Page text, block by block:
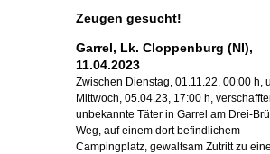
Zeugen gesucht!
Garrel, Lk. Cloppenburg (NI),
11.04.2023
Zwischen Dienstag, 01.11.22, 00:00 h,
Mittwoch, 05.04.23, 17:00 h,
unbekannte Täter in Garrel am Drei-
Weg, auf einem dort befindlichem
Campingplatz, gewaltsam Zutritt zu